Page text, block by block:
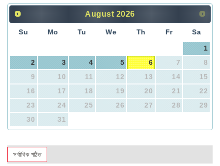
০২:০৮ পূর্বাহ্ন
শিবপুরে ৯০০ গ্রাম গাঁজা ও ১ লাখ ৫ হাজার টাকা সহ মা...
August 2026
Su Mo Tu We Th Fr Sa
1
2
3 4 5 6 7
8
9
10 11 12 13 14
15
16
17 18 19 20 21
22
23
24 25 26 27 28
29
30
31
সর্বাধিক পঠিত